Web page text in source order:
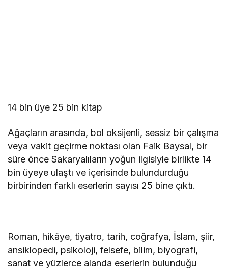
14 bin üye 25 bin kitap
Ağaçların arasında, bol oksijenli, sessiz bir çalışma
veya vakit geçirme noktası olan Faik Baysal, bir
süre önce Sakaryalıların yoğun ilgisiyle birlikte 14
bin üyeye ulaştı ve içerisinde bulundurduğu
birbirinden farklı eserlerin sayısı 25 bine çıktı.
Roman, hikâye, tiyatro, tarih, coğrafya, İslam, şiir,
ansiklopedi, psikoloji, felsefe, bilim, biyografi,
sanat ve yüzlerce alanda eserlerin bulunduğu